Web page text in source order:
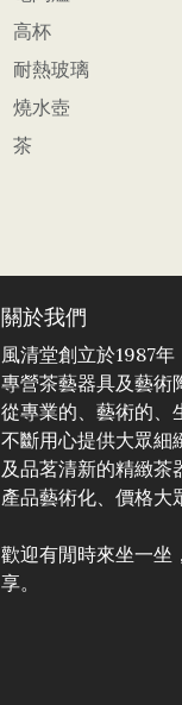
高杯
耐熱玻璃
燒水壺
茶
關於我們
風清堂創立於1987年
專營茶藝器具及藝術
從專業的、藝術的、
不斷用心提供大眾細
及品茗清新的精緻茶
產品藝術化、價格大
歡迎有閒時來坐一坐
享。